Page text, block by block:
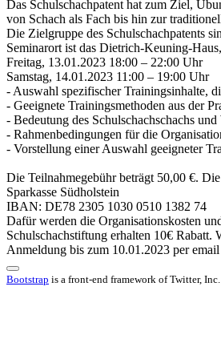
Das Schulschachpatent hat zum Ziel,
von Schach als Fach bis hin zur
Die Zielgruppe des Schulschachpatents
Seminarort ist das Dietrich-Keuning-
Freitag, 13.01.2023 18:00 – 22:00 Uhr
Samstag, 14.01.2023 11:00 – 19:00 Uhr
- Auswahl spezifischer Trainingsinhalte,
- Geeignete Trainingsmethoden aus der
- Bedeutung des Schulschachschachs
- Rahmenbedingungen für die
- Vorstellung einer Auswahl geeigneter
Die Teilnahmegebühr beträgt 50,00 €.
Sparkasse Südholstein
IBAN: DE78 2305 1030 0510 1382 74
Dafür werden die Organisationskosten
Schulschachstiftung erhalten 10€ Rabatt.
Anmeldung bis zum 10.01.2023 per email
Bootstrap is a front-end framework of Twitter,